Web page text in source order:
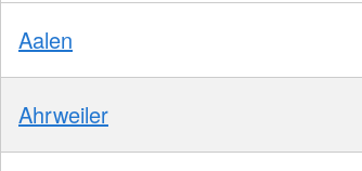
Aalen
Ahrweiler